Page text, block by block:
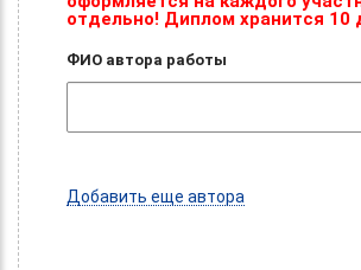
отдельно! Диплом хранится 10
ФИО автора работы
Добавить еще автора